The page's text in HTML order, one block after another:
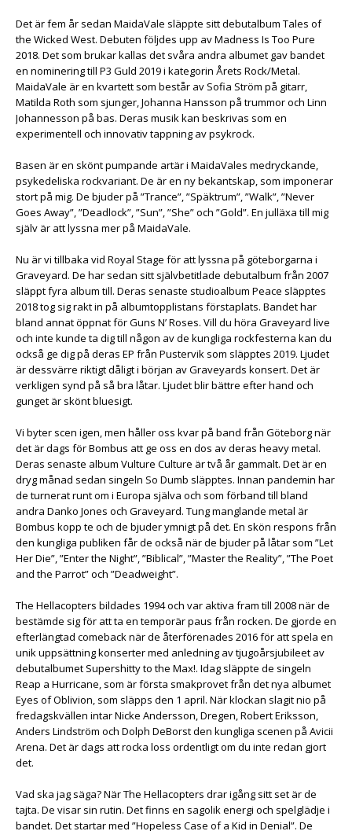
Det är fem år sedan MaidaVale släppte sitt debutalbum Tales of
the Wicked West. Debuten följdes upp av Madness Is Too Pure
2018. Det som brukar kallas det svåra andra albumet gav bandet
en nominering till P3 Guld 2019 i kategorin Årets Rock/Metal.
MaidaVale är en kvartett som består av Sofia Ström på gitarr,
Matilda Roth som sjunger, Johanna Hansson på trummor och Linn
Johannesson på bas. Deras musik kan beskrivas som en
experimentell och innovativ tappning av psykrock.
Basen är en skönt pumpande artär i MaidaVales medryckande,
psykedeliska rockvariant. De är en ny bekantskap, som imponerar
stort på mig. De bjuder på ”Trance”, ”Späktrum”, ”Walk”, ”Never
Goes Away”, ”Deadlock”, ”Sun”, ”She” och ”Gold”. En julläxa till mig
själv är att lyssna mer på MaidaVale.
Nu är vi tillbaka vid Royal Stage för att lyssna på göteborgarna i
Graveyard. De har sedan sitt självbetitlade debutalbum från 2007
släppt fyra album till. Deras senaste studioalbum Peace släpptes
2018 tog sig rakt in på albumtopplistans förstaplats. Bandet har
bland annat öppnat för Guns N’ Roses. Vill du höra Graveyard live
och inte kunde ta dig till någon av de kungliga rockfesterna kan du
också ge dig på deras EP från Pustervik som släpptes 2019. Ljudet
är dessvärre riktigt dåligt i början av Graveyards konsert. Det är
verkligen synd på så bra låtar. Ljudet blir bättre efter hand och
gunget är skönt bluesigt.
Vi byter scen igen, men håller oss kvar på band från Göteborg när
det är dags för Bombus att ge oss en dos av deras heavy metal.
Deras senaste album Vulture Culture är två år gammalt. Det är en
dryg månad sedan singeln So Dumb släpptes. Innan pandemin har
de turnerat runt om i Europa själva och som förband till bland
andra Danko Jones och Graveyard. Tung manglande metal är
Bombus kopp te och de bjuder ymnigt på det. En skön respons från
den kungliga publiken får de också när de bjuder på låtar som ”Let
Her Die”, ”Enter the Night”, ”Biblical”, ”Master the Reality”, ”The Poet
and the Parrot” och ”Deadweight”.
The Hellacopters bildades 1994 och var aktiva fram till 2008 när de
bestämde sig för att ta en temporär paus från rocken. De gjorde en
efterlängtad comeback när de återförenades 2016 för att spela en
unik uppsättning konserter med anledning av tjugoårsjubileet av
debutalbumet Supershitty to the Max!. Idag släppte de singeln
Reap a Hurricane, som är första smakprovet från det nya albumet
Eyes of Oblivion, som släpps den 1 april. När klockan slagit nio på
fredagskvällen intar Nicke Andersson, Dregen, Robert Eriksson,
Anders Lindström och Dolph DeBorst den kungliga scenen på Avicii
Arena. Det är dags att rocka loss ordentligt om du inte redan gjort
det.
Vad ska jag säga? När The Hellacopters drar igång sitt set är de
tajta. De visar sin rutin. Det finns en sagolik energi och spelglädje i
bandet. Det startar med ”Hopeless Case of a Kid in Denial”. De